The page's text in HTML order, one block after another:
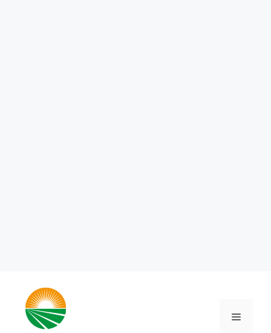
content
Menu